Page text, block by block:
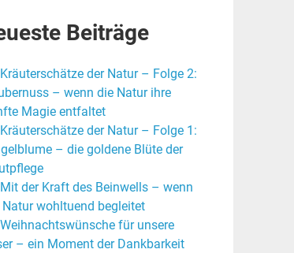
Beiträge
Kräuterschätze der Natur – Folge 2:
– wenn die Natur ihre
Magie entfaltet
Kräuterschätze der Natur – Folge 1:
– die goldene Blüte der
Mit der Kraft des Beinwells – wenn
Natur wohltuend begleitet
Weihnachtswünsche für unsere
– ein Moment der Dankbarkeit